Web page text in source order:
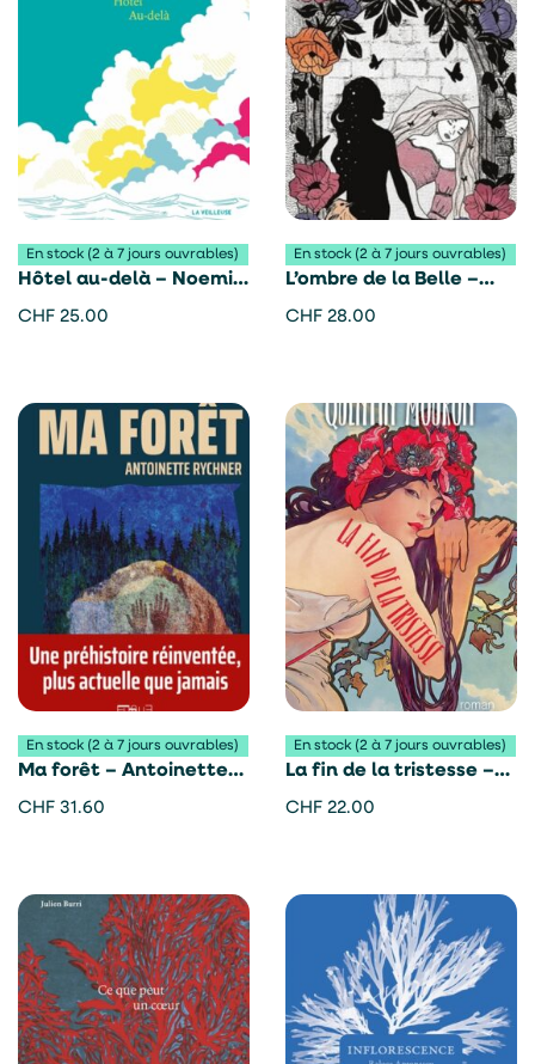
En stock (2 à 7 jours ouvrables)
Hôtel au-delà – Noemi
Somalvico
CHF 25.00
En stock (2 à 7 jours ouvrables)
L’ombre de la Belle –
Eugène
CHF 28.00
En stock (2 à 7 jours ouvrables)
Ma forêt – Antoinette
Rychner
CHF 31.60
En stock (2 à 7 jours ouvrables)
La fin de la tristesse –
Quentin Mouron
CHF 22.00